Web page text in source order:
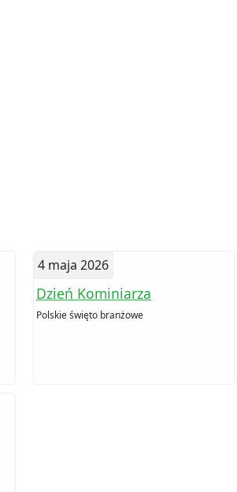
4 maja 2026
Dzień Kominiarza
Polskie święto branżowe